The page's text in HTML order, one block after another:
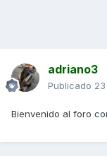
adriano3
Publicado
Bienvenido al foro